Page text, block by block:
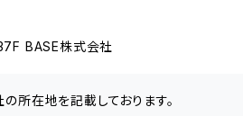
BASE株式会社
所在地を記載しております。